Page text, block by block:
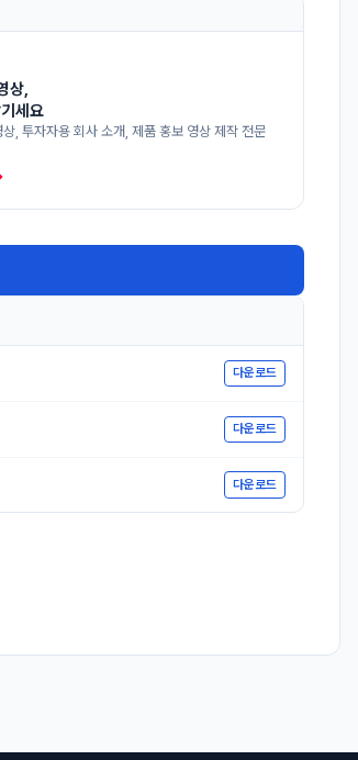
상,
세요
, 투자자용 회사 소개, 제품 홍보 영상 제작 전문
다운로드
다운로드
다운로드